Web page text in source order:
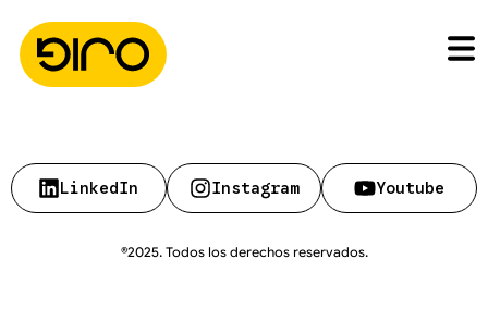
®2025. Todos los derechos reservados.
LinkedIn Instagram Youtube